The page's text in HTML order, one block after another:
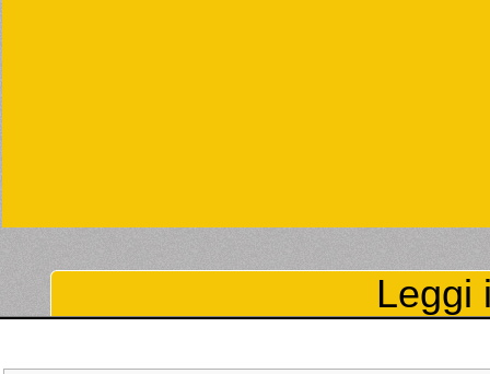
Leggi